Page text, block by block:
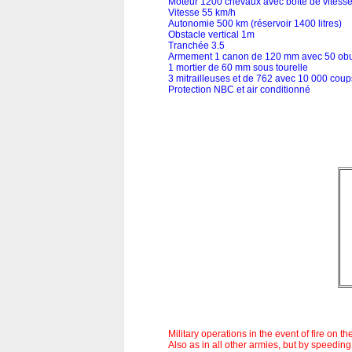
Vitesse 55 km/h
Autonomie 500 km (réservoir 1400 litres)
Obstacle vertical 1m
Tranchée 3.5
Armement 1 canon de 120 mm avec 50
1 mortier de 60 mm sous tourelle
3 mitrailleuses et de 762 avec 10 000
Protection NBC et air conditionné
Military operations in the event of fire on
Also as in all other armies, but by